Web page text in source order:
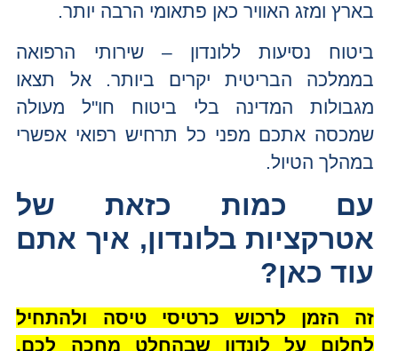
בארץ ומזג האוויר כאן פתאומי הרבה יותר.
ביטוח נסיעות ללונדון – שירותי הרפואה
בממלכה הבריטית יקרים ביותר. אל תצאו
מגבולות המדינה בלי ביטוח חו"ל מעולה
שמכסה אתכם מפני כל תרחיש רפואי אפשרי
במהלך הטיול.
עם כמות כזאת של
אטרקציות בלונדון, איך אתם
עוד כאן?
זה הזמן לרכוש כרטיסי טיסה ולהתחיל
לחלום על לונדון שבהחלט מחכה לכם.